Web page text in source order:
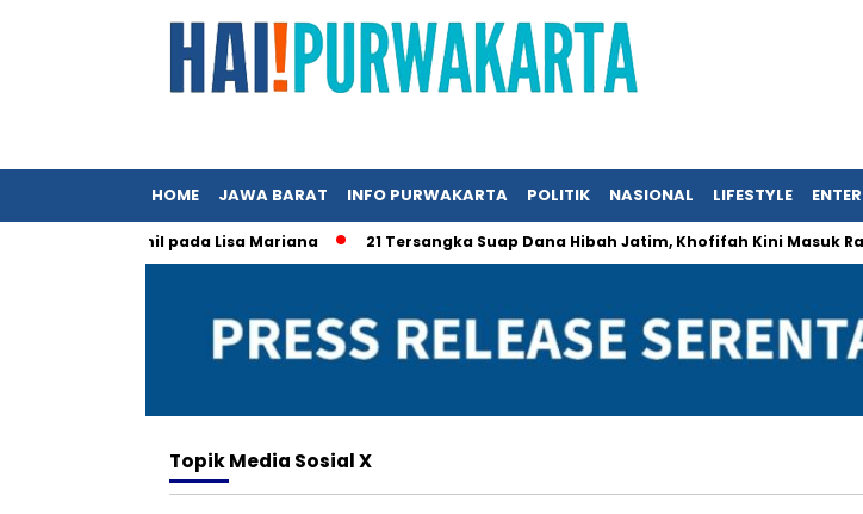
HOME JAWA BARAT INFO PURWAKARTA POLITIK NASIONAL LIFESTYLE
Ridwan Kamil pada Lisa Mariana 21 Tersangka Suap Dana Hibah Jatim, Khofifah Kini Masuk Radar
TopikMedia Sosial X